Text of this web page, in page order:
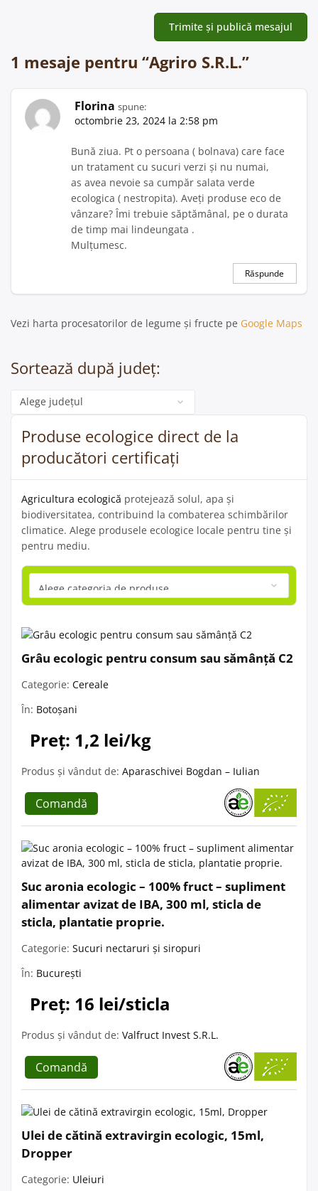
1 mesaje pentru “Agriro S.R.L.”
Florina spune:
octombrie 23, 2024 la 2:58 pm
Bună ziua. Pt o persoana ( bolnava) care face
un tratament cu sucuri verzi și nu numai,
as avea nevoie sa cumpăr salata verde
ecologica ( nestropita). Aveți produse eco de
vânzare? Îmi trebuie săptămânal, pe o durata
de timp mai lindeungata .
Mulțumesc.
Răspunde
Vezi harta procesatorilor de legume și fructe pe Google Maps
Sortează după județ:
Categorie
Produse ecologice direct de la
producători certificați
Agricultura ecologică protejează solul, apa și
biodiversitatea, contribuind la combaterea schimbărilor
climatice. Alege produsele ecologice locale pentru tine și
pentru mediu.
Grâu ecologic pentru consum sau sămânță C2
Categorie: Cereale
În: Botoșani
Preț: 1,2 lei/kg
Produs și vândut de: Aparaschivei Bogdan – Iulian
Comandă
Suc aronia ecologic – 100% fruct – supliment
alimentar avizat de IBA, 300 ml, sticla de
sticla, plantatie proprie.
Categorie: Sucuri nectaruri și siropuri
În: București
Preț: 16 lei/sticla
Produs și vândut de: Valfruct Invest S.R.L.
Comandă
Ulei de cătină extravirgin ecologic, 15ml,
Dropper
Categorie: Uleiuri